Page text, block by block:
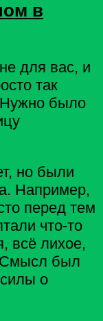
в
для вас, и
так
Нужно было
но были
Например,
перед тем
что-то
всё лихое,
Смысл был
о